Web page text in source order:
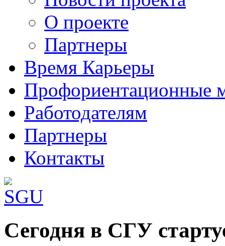
О проекте
Партнеры
Время Карьеры
Профориентационные
Работодателям
Партнеры
Контакты
Шаблоны Joomla 3 здесь: http://www.joomla3x.ru/joomla3-
Сегодня в СГУ